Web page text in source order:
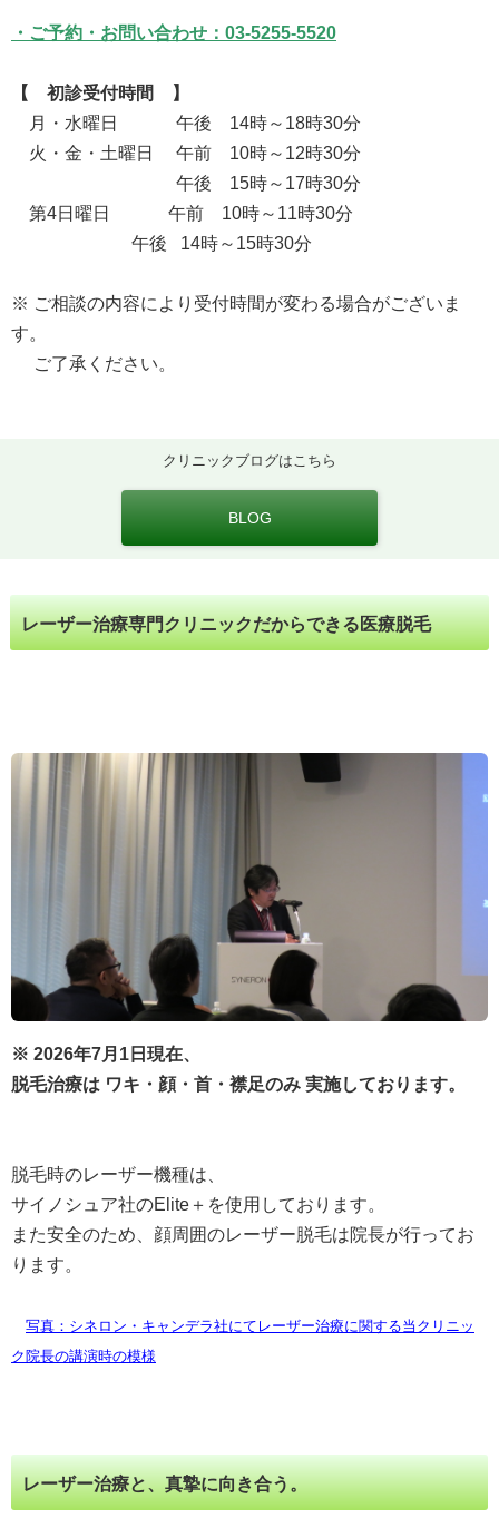
・ご予約・お問い合わせ： 03-5255-5520
【 初診受付時間 】
月・水曜日 午後 14時～18時30分
火・金・土曜日 午前 10時～12時30分
午後 15時～17時30分
第4日曜日 午前 10時～11時30分
午後 14時～15時30分
※ ご相談の内容により受付時間が変わる場合がございま
す。
ご了承ください。
クリニックブログはこちら
BLOG
レーザー治療専門クリニックだからできる医療脱毛
※ 2026年7月1日現在、
脱毛治療は ワキ・顔・首・襟足のみ 実施しております。
脱毛時のレーザー機種は、
サイノシュア社のElite＋を使用しております。
また安全のため、顔周囲のレーザー脱毛は院長が行ってお
ります。
写真：シネロン・キャンデラ社にてレーザー治療に関する当クリニッ
ク院長の講演時の模様
レーザー治療と、真摯に向き合う。